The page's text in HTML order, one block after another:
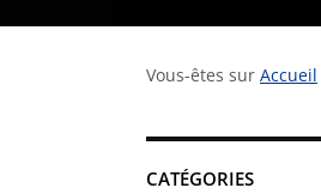
Vous-êtes sur Accueil
CATÉGORIES